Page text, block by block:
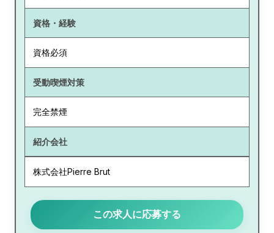
資格・経験
資格必須
受動喫煙対策
完全禁煙
紹介会社
株式会社Pierre Brut
この求人に応募する